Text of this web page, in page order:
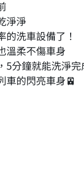
淨淨
的洗車設備了！
溫柔不傷車身
5分鐘就能洗淨完
車的閃亮車身🚈